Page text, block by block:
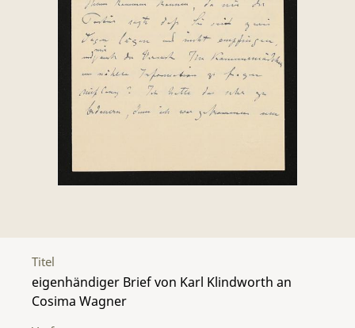
Titel
eigenhändiger Brief von Karl Klindworth an
Cosima Wagner